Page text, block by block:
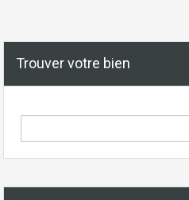
Trouver votre bien